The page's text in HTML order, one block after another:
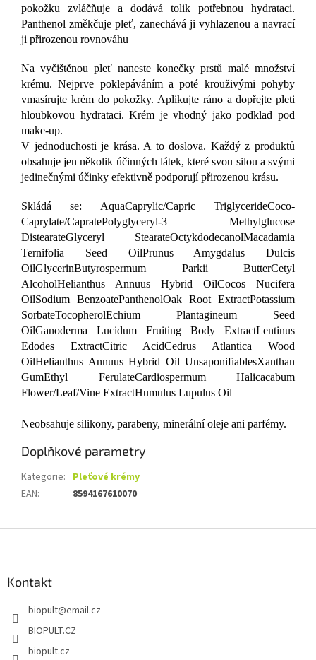
pokožku zvláčňuje a dodává tolik potřebnou hydrataci.
Panthenol změkčuje pleť, zanechává ji vyhlazenou a navrací
ji přirozenou rovnováhu
Na vyčištěnou pleť naneste konečky prstů malé množství
krému. Nejprve poklepáváním a poté krouživými pohyby
vmasírujte krém do pokožky. Aplikujte ráno a dopřejte pleti
hloubkovou hydrataci. Krém je vhodný jako podklad pod
make-up.
V jednoduchosti je krása. A to doslova. Každý z produktů
obsahuje jen několik účinných látek, které svou silou a svými
jedinečnými účinky efektivně podporují přirozenou krásu.
Skládá se: AquaCaprylic/Capric TriglycerideCoco-
Caprylate/CapratePolyglyceryl-3 Methylglucose
DistearateGlyceryl StearateOctykdodecanolMacadamia
Ternifolia Seed OilPrunus Amygdalus Dulcis
OilGlycerinButyrospermum Parkii ButterCetyl
AlcoholHelianthus Annuus Hybrid OilCocos Nucifera
OilSodium BenzoatePanthenolOak Root ExtractPotassium
SorbateTocopherolEchium Plantagineum Seed
OilGanoderma Lucidum Fruiting Body ExtractLentinus
Edodes ExtractCitric AcidCedrus Atlantica Wood
OilHelianthus Annuus Hybrid Oil UnsaponifiablesXanthan
GumEthyl FerulateCardiospermum Halicacabum
Flower/Leaf/Vine ExtractHumulus Lupulus Oil
Neobsahuje silikony, parabeny, minerální oleje ani parfémy.
Doplňkové parametry
Kategorie: Pleťové krémy
EAN: 8594167610070
Kontakt
biopult@email.cz
BIOPULT.CZ
biopult.cz